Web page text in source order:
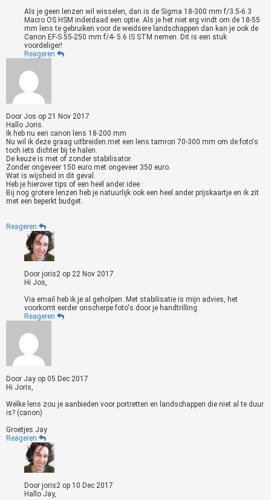
Als je geen lenzen wil wisselen, dan is de Sigma 18-300 mm f/3.5-6.3
Macro OS HSM inderdaad een optie. Als je het niet erg vindt om de 18-55
mm lens te gebruiken voor de weidsere landschappen dan kan je ook de
Canon EF-S 55-250 mm f/4- 5.6 IS STM nemen. Dit is een stuk
voordeliger!
Reageren
Door Jos op 21 Nov 2017
Hallo Joris.
Ik heb nu een canon lens 18-200 mm
Nu wil ik deze graag uitbreiden.met een lens tamron 70-300 mm om de foto's
toch iets dichter bij te halen.
De keuze is met of zonder stabilisator.
Zonder ongeveer 150 euro met ongeveer 350 euro.
Wat is wijsheid in dit geval.
Heb je hierover tips of een heel ander idee.
Bij nog grotere lenzen heb je natuurlijk ook een heel ander prijskaartje en ik zit
met een beperkt budget.
Reageren
Door joris2 op 22 Nov 2017
Hi Jos,
Via email heb ik je al geholpen. Met stabilisatie is mijn advies, het
voorkomt eerder onscherpe foto's door je handtrilling.
Reageren
Door Jay op 05 Dec 2017
Hi Joris,
Welke lens zou je aanbieden voor portretten en landschappen die niet al te duur
is? (canon)
Groetjes Jay
Reageren
Door joris2 op 10 Dec 2017
Hallo Jay,